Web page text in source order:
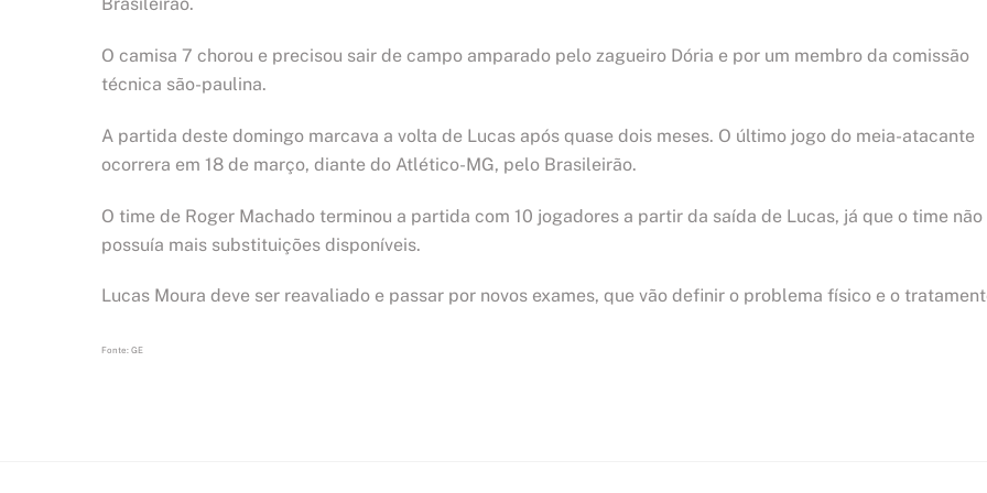
O camisa 7 chorou e precisou sair de campo amparado pelo zagueiro Dória e por um membro da comissão
técnica são-paulina.
A partida deste domingo marcava a volta de Lucas após quase dois meses. O último jogo do meia-atacante
ocorrera em 18 de março, diante do Atlético-MG, pelo Brasileirão.
O time de Roger Machado terminou a partida com 10 jogadores a partir da saída de Lucas, já que o time não
possuía mais substituições disponíveis.
Lucas Moura deve ser reavaliado e passar por novos exames, que vão definir o problema físico e o
Fonte: GE